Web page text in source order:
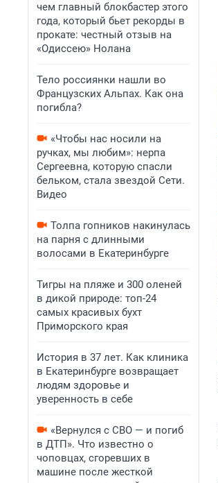
чем главный блокбастер этого
года, который бьет рекорды в
прокате: честный отзыв на
«Одиссею» Нолана
Тело россиянки нашли во
Французских Альпах. Как она
погибла?
«Чтобы нас носили на
ручках, мы любим»: нерпа
Сергеевна, которую спасли
бельком, стала звездой Сети.
Видео
Толпа гопников накинулась
на парня с длинными
волосами в Екатеринбурге
Тигры на пляже и 300 оленей
в дикой природе: топ-24
самых красивых бухт
Приморского края
История в 37 лет. Как клиника
в Екатеринбурге возвращает
людям здоровье и
уверенность в себе
«Вернулся с СВО — и погиб
в ДТП». Что известно о
чоповцах, сгоревших в
машине после жесткой